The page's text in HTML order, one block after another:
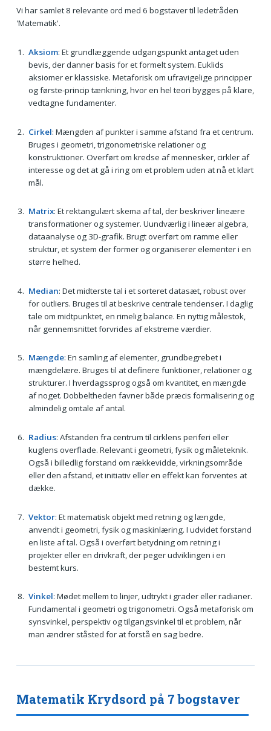
Vi har samlet 8 relevante ord med 6 bogstaver til ledetråden
'Matematik'.
Aksiom: Et grundlæggende udgangspunkt antaget uden
bevis, der danner basis for et formelt system. Euklids
aksiomer er klassiske. Metaforisk om ufravigelige principper
og første-princip tænkning, hvor en hel teori bygges på klare,
vedtagne fundamenter.
Cirkel: Mængden af punkter i samme afstand fra et centrum.
Bruges i geometri, trigonometriske relationer og
konstruktioner. Overført om kredse af mennesker, cirkler af
interesse og det at gå i ring om et problem uden at nå et klart
mål.
Matrix: Et rektangulært skema af tal, der beskriver lineære
transformationer og systemer. Uundværlig i lineær algebra,
dataanalyse og 3D-grafik. Brugt overført om ramme eller
struktur, et system der former og organiserer elementer i en
større helhed.
Median: Det midterste tal i et sorteret datasæt, robust over
for outliers. Bruges til at beskrive centrale tendenser. I daglig
tale om midtpunktet, en rimelig balance. En nyttig målestok,
når gennemsnittet forvrides af ekstreme værdier.
Mængde: En samling af elementer, grundbegrebet i
mængdelære. Bruges til at definere funktioner, relationer og
strukturer. I hverdagssprog også om kvantitet, en mængde
af noget. Dobbeltheden favner både præcis formalisering og
almindelig omtale af antal.
Radius: Afstanden fra centrum til cirklens periferi eller
kuglens overflade. Relevant i geometri, fysik og måleteknik.
Også i billedlig forstand om rækkevidde, virkningsområde
eller den afstand, et initiativ eller en effekt kan forventes at
dække.
Vektor: Et matematisk objekt med retning og længde,
anvendt i geometri, fysik og maskinlæring. I udvidet forstand
en liste af tal. Også i overført betydning om retning i
projekter eller en drivkraft, der peger udviklingen i en
bestemt kurs.
Vinkel: Mødet mellem to linjer, udtrykt i grader eller radianer.
Fundamental i geometri og trigonometri. Også metaforisk om
synsvinkel, perspektiv og tilgangsvinkel til et problem, når
man ændrer ståsted for at forstå en sag bedre.
Matematik Krydsord på 7 bogstaver